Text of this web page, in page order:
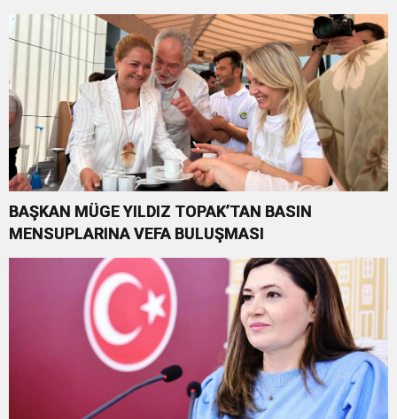
EDİLEMEZ”
BAŞKAN MÜGE YILDIZ TOPAK’TAN BASIN
MENSUPLARINA VEFA BULUŞMASI